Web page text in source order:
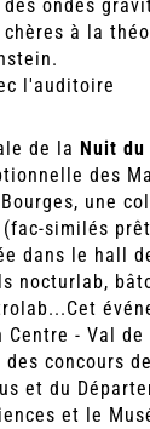
ondes
à la
l'auditoire
de la Nuit du
des
une
similés
dans le hall
nocturlab,
- Val
des concours
et du
et le